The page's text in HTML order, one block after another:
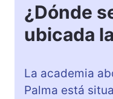
¿Dónde
ubicada
La academia
Palma está